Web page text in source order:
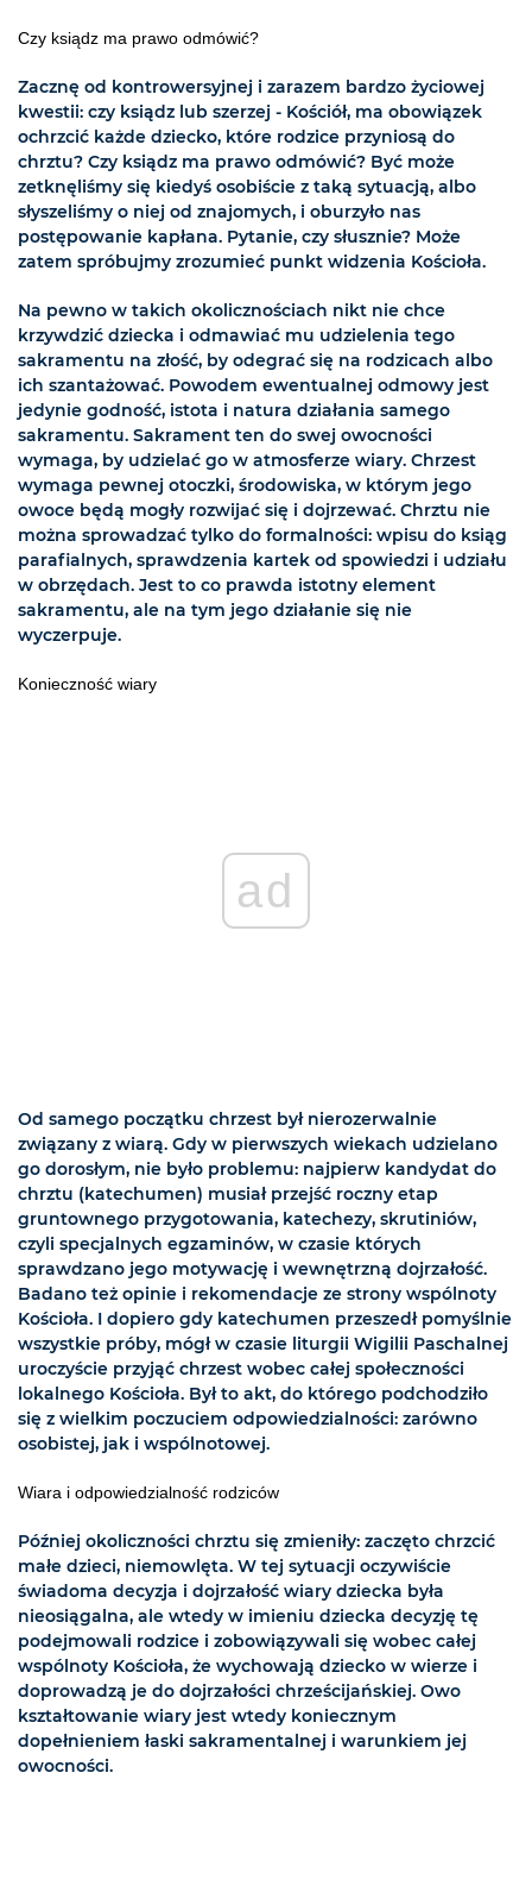
Czy ksiądz ma prawo odmówić?
Zacznę od kontrowersyjnej i zarazem bardzo życiowej
kwestii: czy ksiądz lub szerzej - Kościół, ma obowiązek
ochrzcić każde dziecko, które rodzice przyniosą do
chrztu? Czy ksiądz ma prawo odmówić? Być może
zetknęliśmy się kiedyś osobiście z taką sytuacją, albo
słyszeliśmy o niej od znajomych, i oburzyło nas
postępowanie kapłana. Pytanie, czy słusznie? Może
zatem spróbujmy zrozumieć punkt widzenia Kościoła.
Na pewno w takich okolicznościach nikt nie chce
krzywdzić dziecka i odmawiać mu udzielenia tego
sakramentu na złość, by odegrać się na rodzicach albo
ich szantażować. Powodem ewentualnej odmowy jest
jedynie godność, istota i natura działania samego
sakramentu. Sakrament ten do swej owocności
wymaga, by udzielać go w atmosferze wiary. Chrzest
wymaga pewnej otoczki, środowiska, w którym jego
owoce będą mogły rozwijać się i dojrzewać. Chrztu nie
można sprowadzać tylko do formalności: wpisu do ksiąg
parafialnych, sprawdzenia kartek od spowiedzi i udziału
w obrzędach. Jest to co prawda istotny element
sakramentu, ale na tym jego działanie się nie
wyczerpuje.
Konieczność wiary
ad
Od samego początku chrzest był nierozerwalnie
związany z wiarą. Gdy w pierwszych wiekach udzielano
go dorosłym, nie było problemu: najpierw kandydat do
chrztu (katechumen) musiał przejść roczny etap
gruntownego przygotowania, katechezy, skrutiniów,
czyli specjalnych egzaminów, w czasie których
sprawdzano jego motywację i wewnętrzną dojrzałość.
Badano też opinie i rekomendacje ze strony wspólnoty
Kościoła. I dopiero gdy katechumen przeszedł pomyślnie
wszystkie próby, mógł w czasie liturgii Wigilii Paschalnej
uroczyście przyjąć chrzest wobec całej społeczności
lokalnego Kościoła. Był to akt, do którego podchodziło
się z wielkim poczuciem odpowiedzialności: zarówno
osobistej, jak i wspólnotowej.
Wiara i odpowiedzialność rodziców
Później okoliczności chrztu się zmieniły: zaczęto chrzcić
małe dzieci, niemowlęta. W tej sytuacji oczywiście
świadoma decyzja i dojrzałość wiary dziecka była
nieosiągalna, ale wtedy w imieniu dziecka decyzję tę
podejmowali rodzice i zobowiązywali się wobec całej
wspólnoty Kościoła, że wychowają dziecko w wierze i
doprowadzą je do dojrzałości chrześcijańskiej. Owo
kształtowanie wiary jest wtedy koniecznym
dopełnieniem łaski sakramentalnej i warunkiem jej
owocności.